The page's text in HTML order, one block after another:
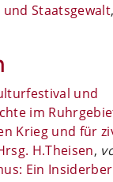
Staatsgewalt,
und
im
Krieg und für
H.Theisen,
Ein